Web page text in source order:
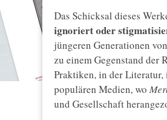
Das Schicksal dieses
ignoriert oder
jüngeren Generationen
zu einem Gegenstand der
Praktiken, in der Literatur,
populären Medien, wo
und Gesellschaft